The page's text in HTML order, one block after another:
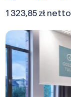
1 323,85 zł netto
Terminal 1